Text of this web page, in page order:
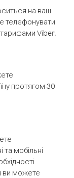
на ваш
телефонувати
тарифами Viber.
протягом 30
мобільні
ви можете